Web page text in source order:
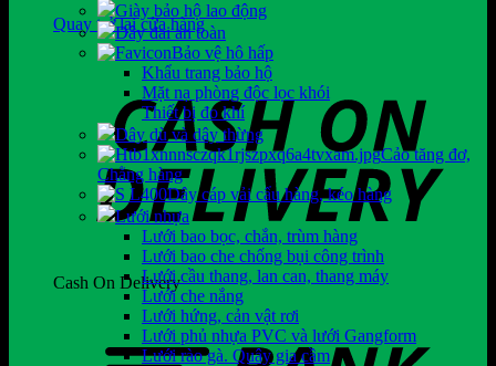
Quay trở lại cửa hàng
Cash On Delivery
Giày bảo hộ lao động
Dây đai an toàn
Bảo vệ hô hấp
Khẩu trang bảo hộ
Mặt nạ phòng độc lọc khói
Thiết bị đo khí
Dây dù và dây thừng
Cảo tăng đơ,
Chằng hàng
Dây cáp vải cẩu hàng, kéo hàng
Lưới nhựa
Lưới bao bọc, chắn, trùm hàng
Lưới bao che chống bụi công trình
Lưới cầu thang, lan can, thang máy
Lưới che nắng
Lưới hứng, cản vật rơi
Lưới phủ nhựa PVC và lưới Gangform
Lưới rào gà. Quây gia cầm